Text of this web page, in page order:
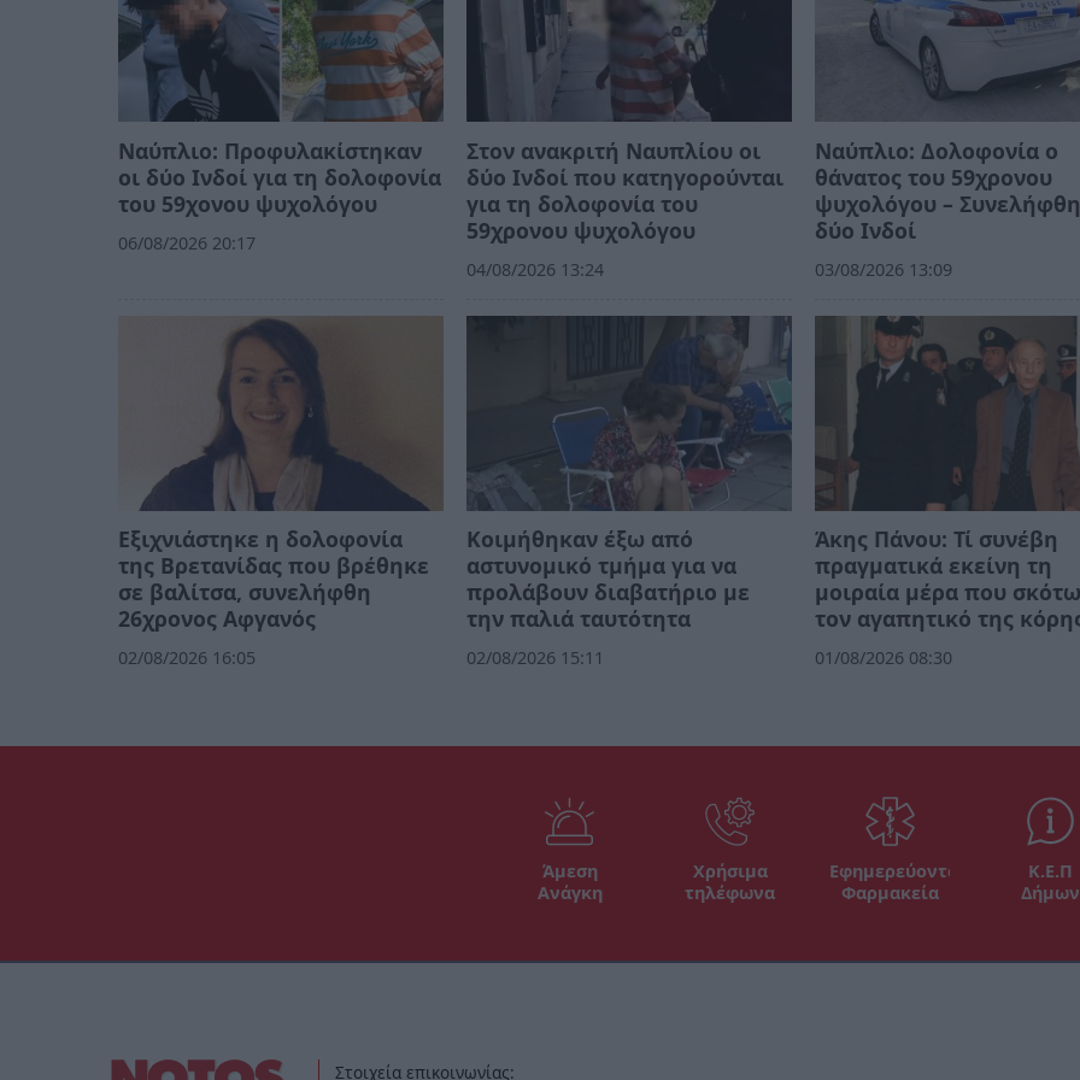
Ναύπλιο: Προφυλακίστηκαν
οι δύο Ινδοί για τη δολοφονία
του 59χονου ψυχολόγου
06/08/2026 20:17
Στον ανακριτή Ναυπλίου οι
δύο Ινδοί που κατηγορούνται
για τη δολοφονία του
59χρονου ψυχολόγου
04/08/2026 13:24
Ναύπλιο: Δολοφονία ο
θάνατος του 59χρονου
ψυχολόγου –
δύο Ινδοί
03/08/2026 13:09
Εξιχνιάστηκε η δολοφονία
της Βρετανίδας που βρέθηκε
σε βαλίτσα, συνελήφθη
26χρονος Αφγανός
02/08/2026 16:05
Κοιμήθηκαν έξω από
αστυνομικό τμήμα για να
προλάβουν διαβατήριο με
την παλιά ταυτότητα
02/08/2026 15:11
Άκης Πάνου: Τί συνέβη
πραγματικά εκείνη τη
μοιραία μέρα που
τον αγαπητικό της
01/08/2026 08:30
Άμεση
Ανάγκη
Χρήσιμα
τηλέφωνα
Εφημερεύοντα
Φαρμακεία
Κ.Ε.Π
Δήμων
Στοιχεία επικοινωνίας: